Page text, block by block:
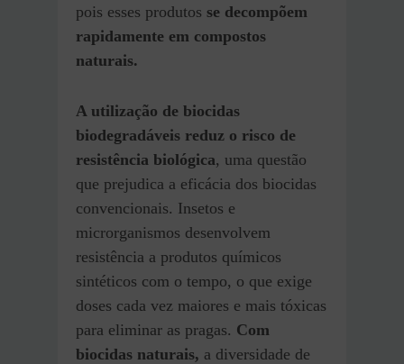
pois esses produtos se decompõem
rapidamente em compostos
naturais.
A utilização de biocidas
biodegradáveis reduz o risco de
resistência biológica, uma questão
que prejudica a eficácia dos biocidas
convencionais. Insetos e
microrganismos desenvolvem
resistência a produtos químicos
sintéticos com o tempo, o que exige
doses cada vez maiores e mais tóxicas
para eliminar as pragas. Com
biocidas naturais, a diversidade de